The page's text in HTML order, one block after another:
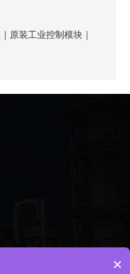
原装工业控制模块｜
×